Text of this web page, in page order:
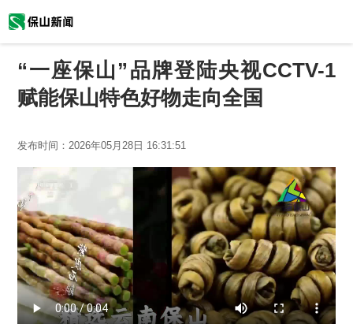
“一座保山”品牌登陆央视CCTV-1
赋能保山特色好物走向全国
发布时间： 2026年05月28日 16:31:51